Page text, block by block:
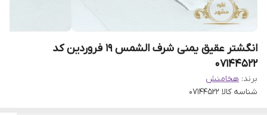
انگشتر عقیق یمنی شرف الشمس 19 فروردین کد
07144522
برند: هخامنش
شناسه کالا 07144522